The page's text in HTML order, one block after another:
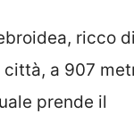
ricco di
città, a 907
prende il